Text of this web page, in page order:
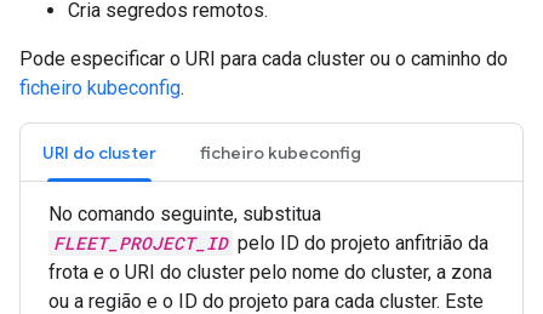
Cria segredos remotos.
Pode especificar o URI para cada cluster ou o caminho do
ficheiro kubeconfig.
URI do cluster ficheiro kubeconfig
No comando seguinte, substitua
FLEET_PROJECT_ID pelo ID do projeto anfitrião da
frota e o URI do cluster pelo nome do cluster, a zona
ou a região e o ID do projeto para cada cluster. Este